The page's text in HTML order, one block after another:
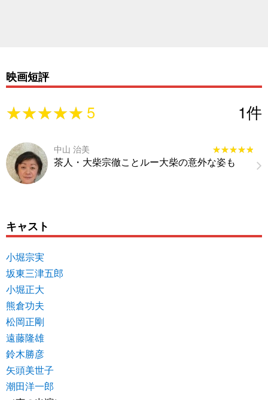
映画短評
★★★★★
★★★★★ 5 1件
中山 治美 ★★★★★
★★★★★
茶人・大柴宗徹ことルー大柴の意外な姿も
キャスト
小堀宗実
坂東三津五郎
小堀正大
熊倉功夫
松岡正剛
遠藤隆雄
鈴木勝彦
矢頭美世子
潮田洋一郎